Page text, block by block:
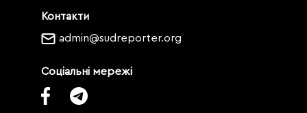
Контакти
admin@sudreporter.org
Соціальні мережі